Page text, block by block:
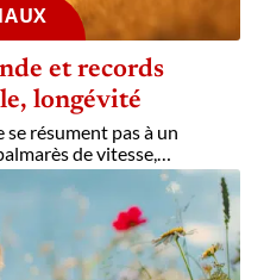
et records
longévité
se résument pas à un
de vitesse,